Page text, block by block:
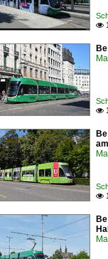


